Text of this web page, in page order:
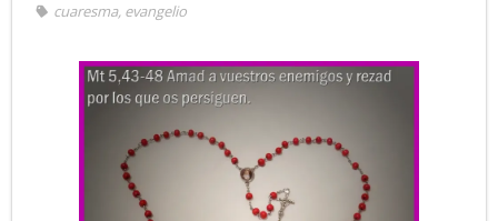
cuaresma, evangelio